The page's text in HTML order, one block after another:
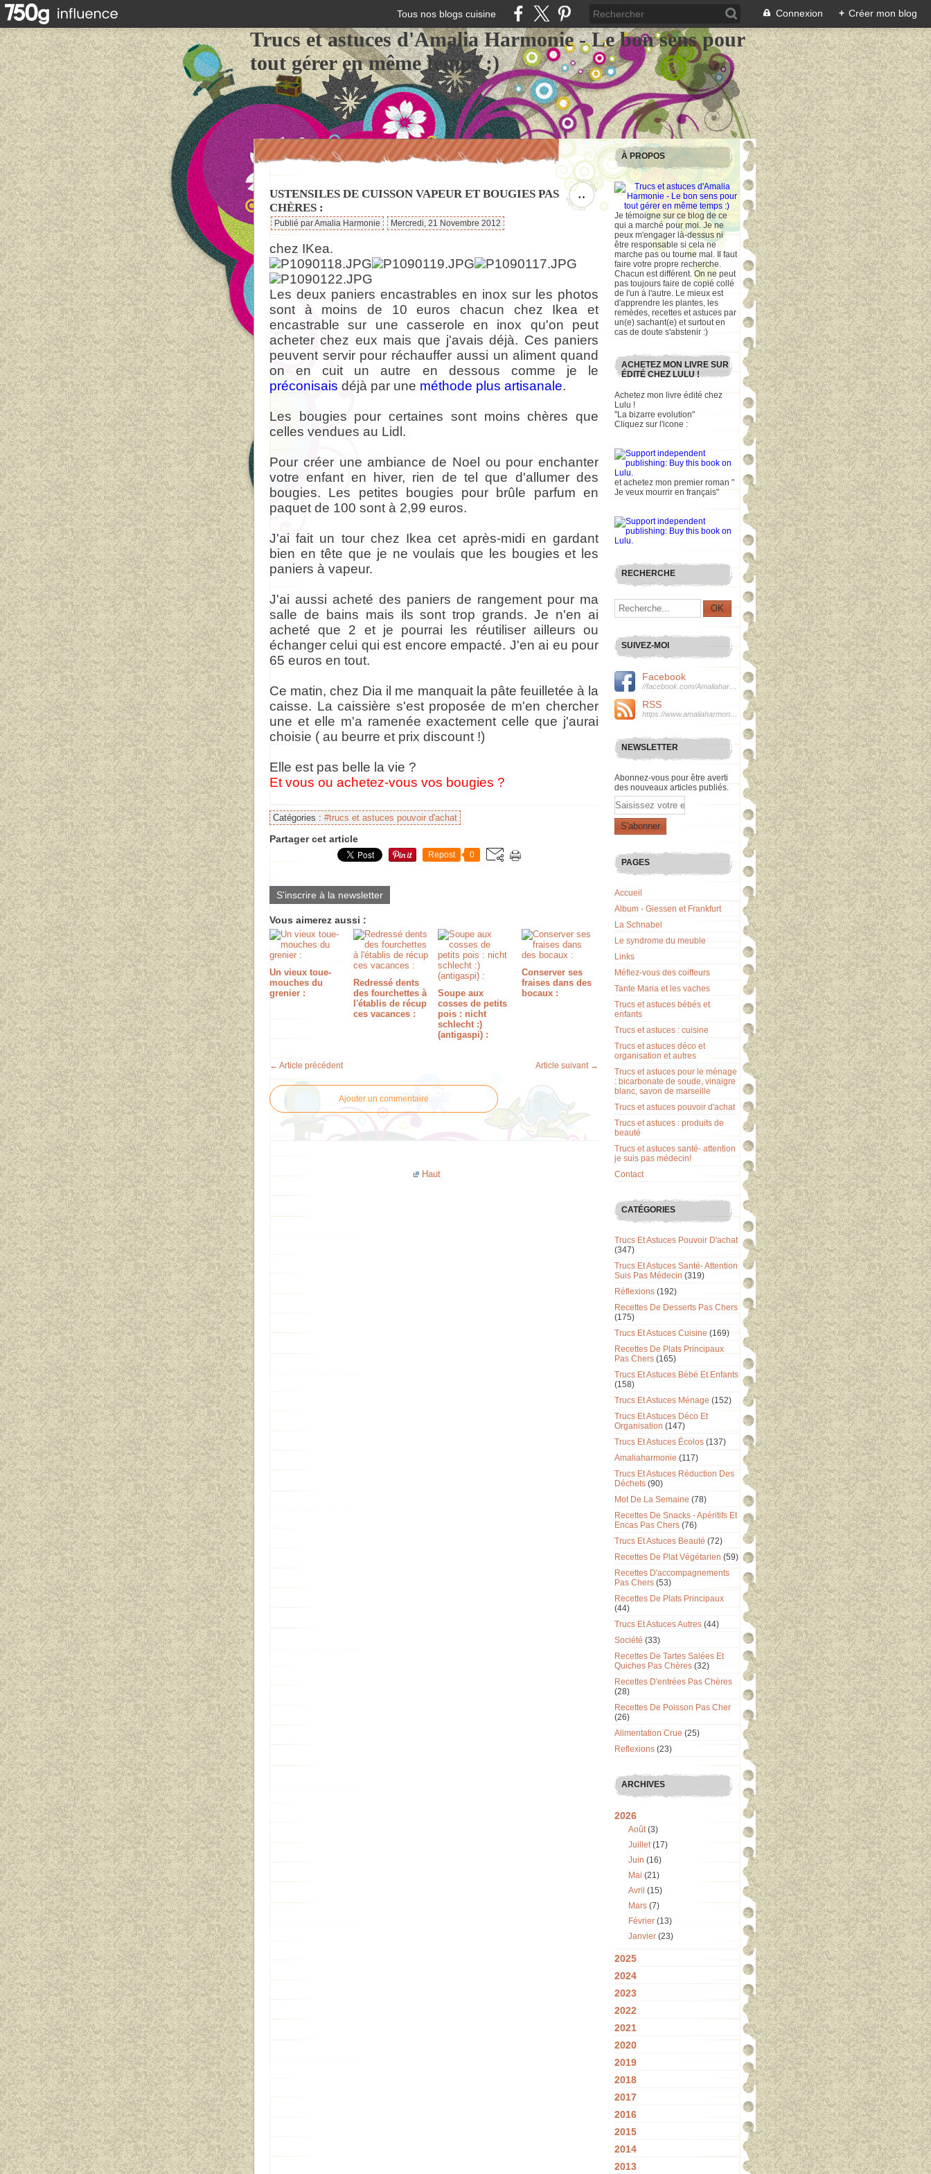
Tous nos blogs cuisine Connexion + Créer mon blog
Trucs et astuces d'Amalia Harmonie - Le bon sens pour
tout gérer en même temps :)
…
USTENSILES DE CUISSON VAPEUR ET BOUGIES PAS
CHÈRES :
Publié par Amalia Harmonie Mercredi, 21 Novembre 2012
chez IKea.
Les deux paniers encastrables en inox sur les photos
sont à moins de 10 euros chacun chez Ikea et
encastrable sur une casserole en inox qu'on peut
acheter chez eux mais que j'avais déjà. Ces paniers
peuvent servir pour réchauffer aussi un aliment quand
on en cuit un autre en dessous comme je le
préconisais déjà par une méthode plus artisanale.
Les bougies pour certaines sont moins chères que
celles vendues au Lidl.
Pour créer une ambiance de Noel ou pour enchanter
votre enfant en hiver, rien de tel que d'allumer des
bougies. Les petites bougies pour brûle parfum en
paquet de 100 sont à 2,99 euros.
J'ai fait un tour chez Ikea cet après-midi en gardant
bien en tête que je ne voulais que les bougies et les
paniers à vapeur.
J'ai aussi acheté des paniers de rangement pour ma
salle de bains mais ils sont trop grands. Je n'en ai
acheté que 2 et je pourrai les réutiliser ailleurs ou
échanger celui qui est encore empacté. J'en ai eu pour
65 euros en tout.
Ce matin, chez Dia il me manquait la pâte feuilletée à la
caisse. La caissière s'est proposée de m'en chercher
une et elle m'a ramenée exactement celle que j'aurai
choisie ( au beurre et prix discount !)
Elle est pas belle la vie ?
Et vous ou achetez-vous vos bougies ?
Catégories : #trucs et astuces pouvoir d'achat
Partager cet article
Repost 0
S'inscrire à la newsletter
Vous aimerez aussi :
Un vieux toue-
mouches du
grenier :
Redressé dents
des fourchettes à
l'établis de récup
ces vacances :
Soupe aux
cosses de petits
pois : nicht
schlecht :)
(antigaspi) :
Conserver ses
fraises dans des
bocaux :
← Article précédent Article suivant →
Ajouter un commentaire
Haut
À PROPOS
Je témoigne sur ce blog de ce
qui a marché pour moi. Je ne
peux m'engager là-dessus ni
être responsable si cela ne
marche pas ou tourne mal. Il faut
faire votre propre recherche.
Chacun est différent. On ne peut
pas toujours faire de copié collé
de l'un à l'autre. Le mieux est
d'apprendre les plantes, les
remèdes, recettes et astuces par
un(e) sachant(e) et surtout en
cas de doute s'abstenir :)
ACHETEZ MON LIVRE SUR
ÉDITÉ CHEZ LULU !
Achetez mon livre édité chez
Lulu !
"La bizarre evolution"
Cliquez sur l'icone :
et achetez mon premier roman "
Je veux mourrir en français"
RECHERCHE
SUIVEZ-MOI
Facebook
RSS
NEWSLETTER
Abonnez-vous pour être averti
des nouveaux articles publiés.
Email
PAGES
Accueil
Album - Giessen et Frankfurt
La Schnabel
Le syndrome du meuble
Links
Méfiez-vous des coiffeurs
Tante Maria et les vaches
Trucs et astuces bébés et
enfants
Trucs et astuces : cuisine
Trucs et astuces déco et
organisation et autres
Trucs et astuces pour le ménage
: bicarbonate de soude, vinaigre
blanc, savon de marseille
Trucs et astuces pouvoir d'achat
Trucs et astuces : produits de
beauté
Trucs et astuces santé- attention
je suis pas médecin!
Contact
CATÉGORIES
Trucs Et Astuces Pouvoir D'achat
(347)
Trucs Et Astuces Santé- Attention
Suis Pas Médecin (319)
Réflexions (192)
Recettes De Desserts Pas Chers
(175)
Trucs Et Astuces Cuisine (169)
Recettes De Plats Principaux
Pas Chers (165)
Trucs Et Astuces Bébé Et Enfants
(158)
Trucs Et Astuces Ménage (152)
Trucs Et Astuces Déco Et
Organisation (147)
Trucs Et Astuces Écolos (137)
Amaliaharmonie (117)
Trucs Et Astuces Réduction Des
Déchets (90)
Mot De La Semaine (78)
Recettes De Snacks - Apéritifs Et
Encas Pas Chers (76)
Trucs Et Astuces Beauté (72)
Recettes De Plat Végétarien (59)
Recettes D'accompagnements
Pas Chers (53)
Recettes De Plats Principaux
(44)
Trucs Et Astuces Autres (44)
Société (33)
Recettes De Tartes Salées Et
Quiches Pas Chères (32)
Recettes D'entrées Pas Chères
(28)
Recettes De Poisson Pas Cher
(26)
Alimentation Crue (25)
Reflexions (23)
ARCHIVES
2026
Août(3)
Juillet(17)
Juin (16)
Mai (21)
Avril (15)
Mars (7)
Février (13)
Janvier (23)
2025
2024
2023
2022
2021
2020
2019
2018
2017
2016
2015
2014
2013